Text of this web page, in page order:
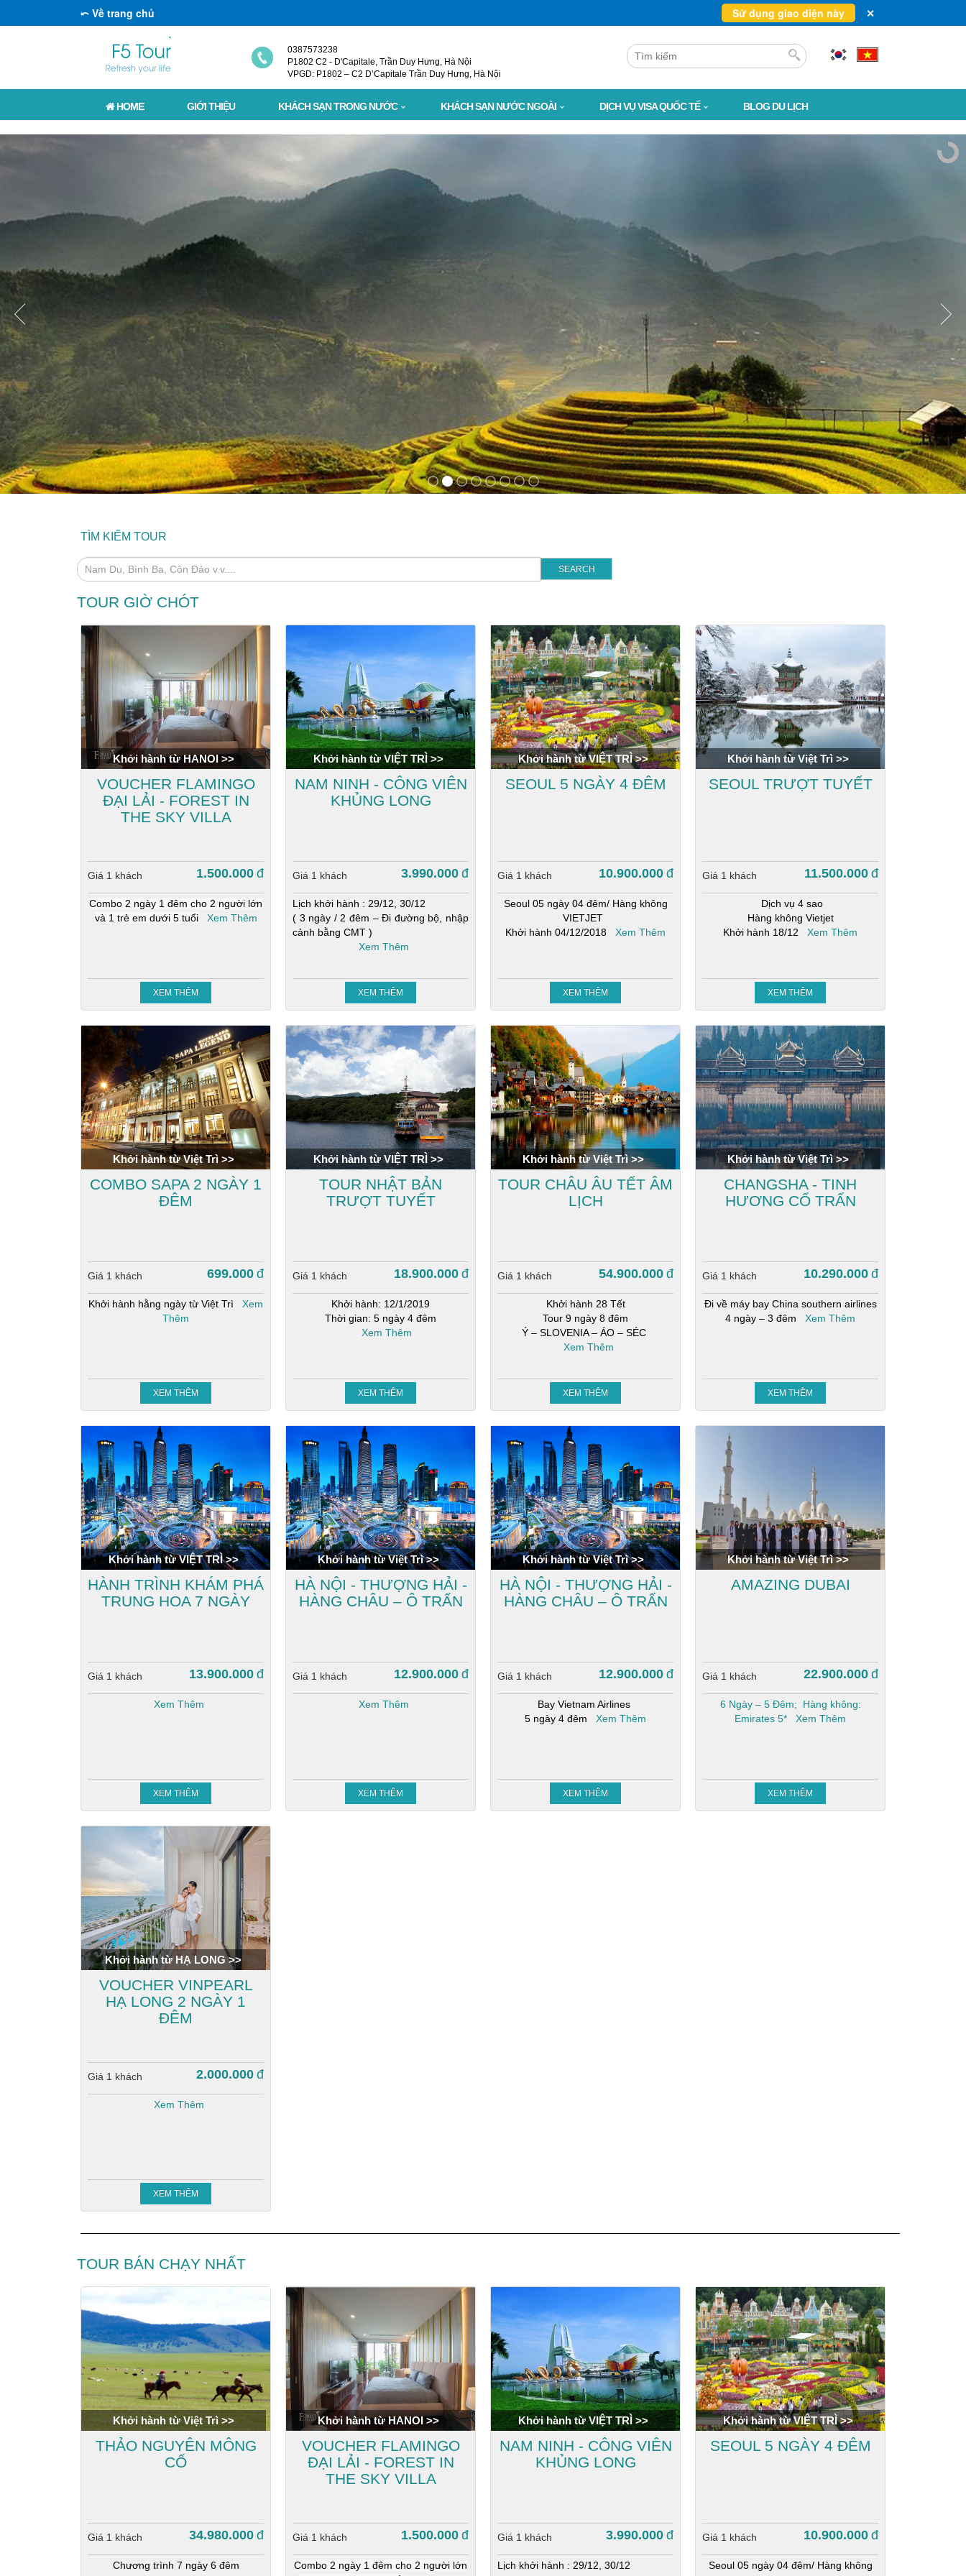
⤺ Về trang chủ Sử dụng giao diện này ✕
0387573238
P1802 C2 - D'Capitale, Trần Duy Hưng, Hà Nội
VPGD: P1802 – C2 D’Capitale Trần Duy Hưng, Hà Nội
HOME GIỚI THIỆU KHÁCH SẠN TRONG NƯỚC KHÁCH SẠN NƯỚC NGOÀI DỊCH VỤ VISA QUỐC TẾ BLOG DU LỊCH
TÌM KIẾM TOUR
TOUR GIỜ CHÓT
Khởi hành từ HANOI >>
VOUCHER FLAMINGO
ĐẠI LẢI - FOREST IN
THE SKY VILLA
Giá 1 khách 1.500.000 đ
Combo 2 ngày 1 đêm cho 2 người lớn
và 1 trẻ em dưới 5 tuổi
Xem Thêm
XEM THÊM
Khởi hành từ VIỆT TRÌ >>
NAM NINH - CÔNG VIÊN
KHỦNG LONG
Giá 1 khách 3.990.000 đ
Lịch khởi hành : 29/12, 30/12
( 3 ngày / 2 đêm – Đi đường bộ, nhập
cảnh bằng CMT )
Xem Thêm
XEM THÊM
Khởi hành từ VIỆT TRÌ >>
SEOUL 5 NGÀY 4 ĐÊM
Giá 1 khách 10.900.000 đ
Seoul 05 ngày 04 đêm/ Hàng không
VIETJET
Khởi hành 04/12/2018 Xem Thêm
XEM THÊM
Khởi hành từ Việt Trì >>
SEOUL TRƯỢT TUYẾT
Giá 1 khách 11.500.000 đ
Dịch vụ 4 sao
Hàng không Vietjet
Khởi hành 18/12
Xem Thêm
XEM THÊM
Khởi hành từ Việt Trì >>
COMBO SAPA 2 NGÀY 1
ĐÊM
Giá 1 khách 699.000 đ
Khởi hành hằng ngày từ Việt Trì Xem
Thêm
XEM THÊM
Khởi hành từ VIỆT TRÌ >>
TOUR NHẬT BẢN
TRƯỢT TUYẾT
Giá 1 khách 18.900.000 đ
Khởi hành: 12/1/2019
Thời gian: 5 ngày 4 đêm
Xem Thêm
XEM THÊM
Khởi hành từ Việt Trì >>
TOUR CHÂU ÂU TẾT ÂM
LỊCH
Giá 1 khách 54.900.000 đ
Khởi hành 28 Tết
Tour 9 ngày 8 đêm
Ý – SLOVENIA – ÁO – SÉC
Xem Thêm
XEM THÊM
Khởi hành từ Việt Trì >>
CHANGSHA - TINH
HƯƠNG CỔ TRẤN
Giá 1 khách 10.290.000 đ
Đi về máy bay China southern airlines
4 ngày – 3 đêm
Xem Thêm
XEM THÊM
Khởi hành từ VIỆT TRÌ >>
HÀNH TRÌNH KHÁM PHÁ
TRUNG HOA 7 NGÀY
Giá 1 khách 13.900.000 đ
Xem Thêm
XEM THÊM
Khởi hành từ Việt Trì >>
HÀ NỘI - THƯỢNG HẢI -
HÀNG CHÂU – Ô TRẤN
Giá 1 khách 12.900.000 đ
Xem Thêm
XEM THÊM
Khởi hành từ Việt Trì >>
HÀ NỘI - THƯỢNG HẢI -
HÀNG CHÂU – Ô TRẤN
Giá 1 khách 12.900.000 đ
Bay Vietnam Airlines
5 ngày 4 đêm Xem Thêm
XEM THÊM
Khởi hành từ Việt Trì >>
AMAZING DUBAI
Giá 1 khách 22.900.000 đ
6 Ngày – 5 Đêm; Hàng không:
Emirates 5*
Xem Thêm
XEM THÊM
Khởi hành từ HẠ LONG >>
VOUCHER VINPEARL
HẠ LONG 2 NGÀY 1
ĐÊM
Giá 1 khách 2.000.000 đ
Xem Thêm
XEM THÊM
TOUR BÁN CHẠY NHẤT
Khởi hành từ Việt Trì >>
THẢO NGUYÊN MÔNG
CỔ
Giá 1 khách 34.980.000 đ
Chương trình 7 ngày 6 đêm
Khởi hành từ HANOI >>
VOUCHER FLAMINGO
ĐẠI LẢI - FOREST IN
THE SKY VILLA
Giá 1 khách 1.500.000 đ
Combo 2 ngày 1 đêm cho 2 người lớn
Khởi hành từ VIỆT TRÌ >>
NAM NINH - CÔNG VIÊN
KHỦNG LONG
Giá 1 khách 3.990.000 đ
Lịch khởi hành : 29/12, 30/12
Khởi hành từ VIỆT TRÌ >>
SEOUL 5 NGÀY 4 ĐÊM
Giá 1 khách 10.900.000 đ
Seoul 05 ngày 04 đêm/ Hàng không